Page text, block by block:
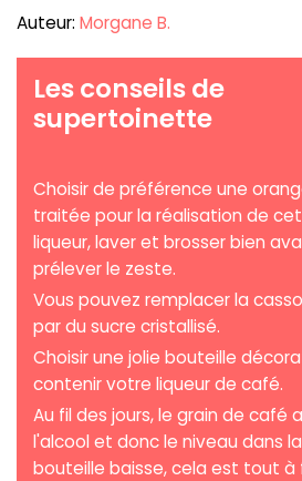
Auteur: Morgane B.
Les conseils de
supertoinette
Choisir de préférence une
traitée pour la réalisation de
liqueur, laver et brosser bien
prélever le zeste.
Vous pouvez remplacer la
par du sucre cristallisé.
Choisir une jolie bouteille
contenir votre liqueur de café.
Au fil des jours, le grain de café
l'alcool et donc le niveau dans la
bouteille baisse, cela est tout à